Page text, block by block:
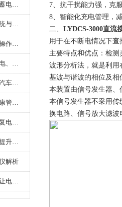
操作指南：如何安全高效地使用蓄电池智能活化仪？
蓄电池充放检一体机：在电力系统与储能设备中的创新应用，确保蓄电池性能与可靠性
蓄电池整组充放电活化仪的标准操作流程：从接线设置到充放电参数设定的安全规范
蓄电池充放检一体机：充电、放电、检测三功能集成设备
蓄电池整组充放电活化仪对电动汽车电池有帮助吗？
蓄电池充放检一体机：为电池健康管理提供一站式解决方案
智能蓄电池单体活化仪：高效恢复电池性能，延长蓄电池使用寿命
蓄电池智能活化仪：精准维护，提升电池健康状态
解析
掌中宝！便携式蓄电池检测仪，让电池检测变得简单又快捷！
7、抗干扰能力强，克
8、智能化充电管理，
二、 LYDCS-3000直流
用于在不断电情况下
主要特点和优点：检
波形分析法，就是利
基波与谐波的相位及
本装置由信号发生器
本信号发生器不采用
换电路、信号放大滤